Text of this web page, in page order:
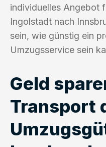
individuelles Angebot
Ingolstadt nach
sein, wie günstig ein
Umzugsservice sein
Geld
Transport